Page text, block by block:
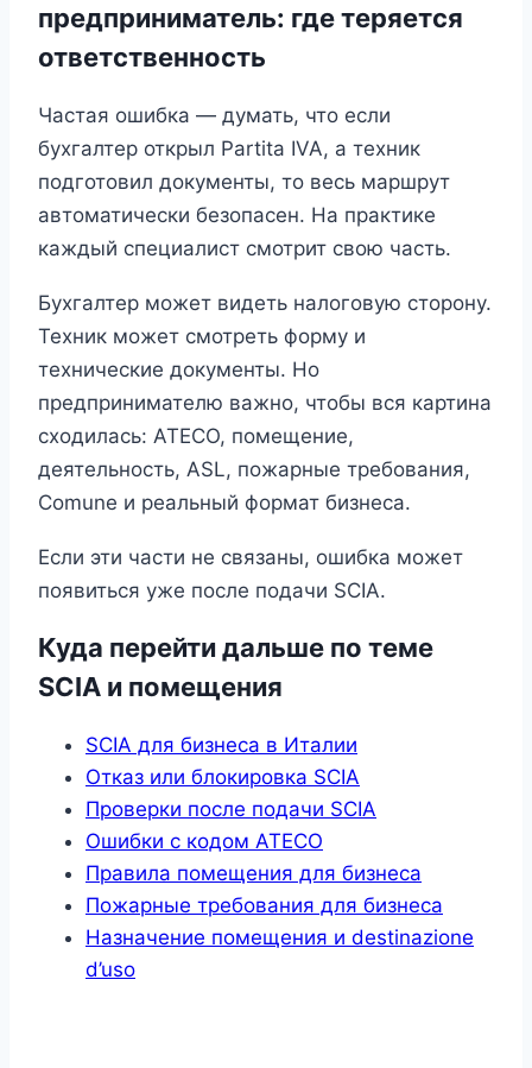
предприниматель: где теряется
ответственность
Частая ошибка — думать, что если
бухгалтер открыл Partita IVA, а техник
подготовил документы, то весь маршрут
автоматически безопасен. На практике
каждый специалист смотрит свою часть.
Бухгалтер может видеть налоговую сторону.
Техник может смотреть форму и
технические документы. Но
предпринимателю важно, чтобы вся картина
сходилась: ATECO, помещение,
деятельность, ASL, пожарные требования,
Comune и реальный формат бизнеса.
Если эти части не связаны, ошибка может
появиться уже после подачи SCIA.
Куда перейти дальше по теме
SCIA и помещения
SCIA для бизнеса в Италии
Отказ или блокировка SCIA
Проверки после подачи SCIA
Ошибки с кодом ATECO
Правила помещения для бизнеса
Пожарные требования для бизнеса
Назначение помещения и destinazione
d’uso